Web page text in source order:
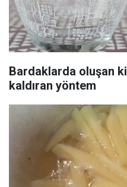
Bardaklarda oluşan
kaldıran yöntem